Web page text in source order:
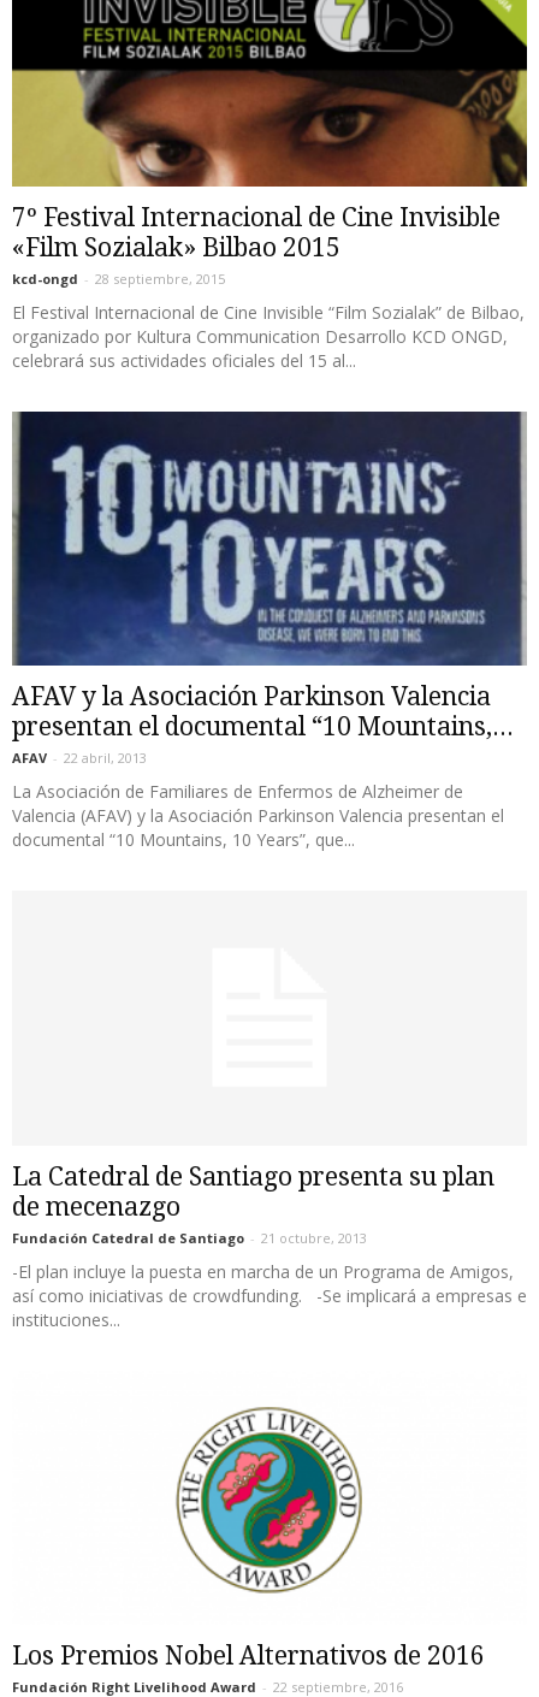
7º Festival Internacional de Cine Invisible
«Film Sozialak» Bilbao 2015
kcd-ongd - 28 septiembre, 2015
El Festival Internacional de Cine Invisible “Film Sozialak” de Bilbao,
organizado por Kultura Communication Desarrollo KCD ONGD,
celebrará sus actividades oficiales del 15 al...
AFAV y la Asociación Parkinson Valencia
presentan el documental “10 Mountains,...
AFAV - 22 abril, 2013
La Asociación de Familiares de Enfermos de Alzheimer de
Valencia (AFAV) y la Asociación Parkinson Valencia presentan el
documental “10 Mountains, 10 Years”, que...
La Catedral de Santiago presenta su plan
de mecenazgo
Fundación Catedral de Santiago - 21 octubre, 2013
-El plan incluye la puesta en marcha de un Programa de Amigos,
así como iniciativas de crowdfunding. -Se implicará a empresas e
instituciones...
Los Premios Nobel Alternativos de 2016
Fundación Right Livelihood Award - 22 septiembre, 2016